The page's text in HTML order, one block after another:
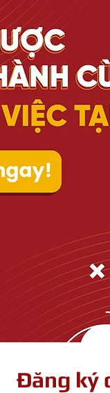
Đăng ký